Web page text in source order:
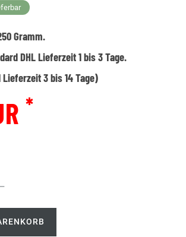
Gramm.
DHL Lieferzeit 1 bis 3 Tage.
3 bis 14 Tage)
*